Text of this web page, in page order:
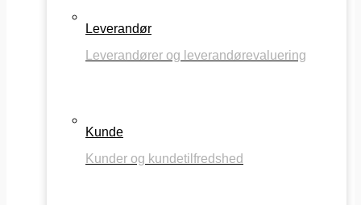
Leverandør
Leverandører og leverandørevaluering
Kunde
Kunder og kundetilfredshed